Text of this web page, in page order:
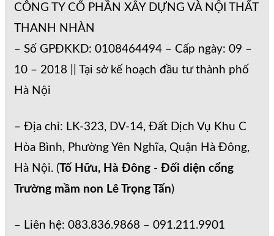
CÔNG TY CỔ PHẦN XÂY DỰNG VÀ NỘI THẤT
THANH NHÀN
– Số GPĐKKD: 0108464494 – Cấp ngày: 09 –
10 – 2018 || Tại sở kế hoạch đầu tư thành phố
Hà Nội
– Địa chỉ: LK-323, DV-14, Đất Dịch Vụ Khu C
Hòa Bình, Phường Yên Nghĩa, Quận Hà Đông,
Hà Nội. (Tố Hữu, Hà Đông - Đối diện cổng
Trường mầm non Lê Trọng Tấn)
– Liên hệ: 083.836.9868 – 091.211.9901